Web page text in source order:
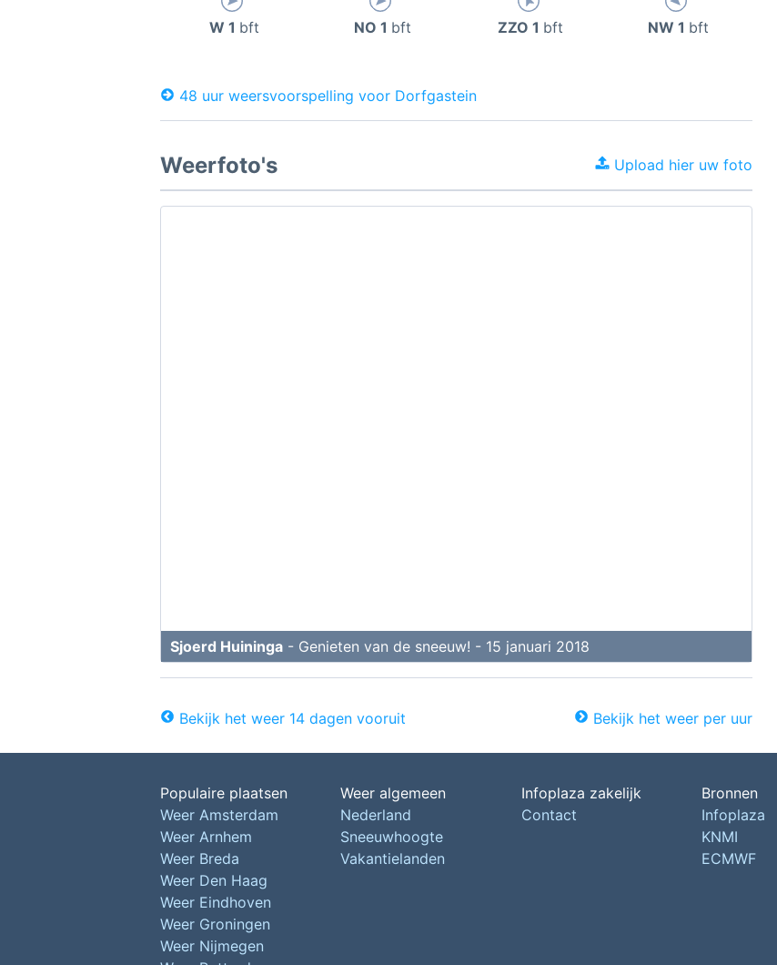
W 1 bft NO 1 bft ZZO 1 bft NW 1 bft
48 uur weersvoorspelling voor Dorfgastein
Weerfoto's Upload hier uw foto
Sjoerd Huininga - Genieten van de sneeuw! - 15 januari 2018
Bekijk het weer 14 dagen vooruit Bekijk het weer per uur
Populaire plaatsen
Weer Amsterdam
Weer Arnhem
Weer Breda
Weer Den Haag
Weer Eindhoven
Weer Groningen
Weer Nijmegen
Weer algemeen
Nederland
Sneeuwhoogte
Vakantielanden
Infoplaza zakelijk
Contact
Bronnen
Infoplaza
KNMI
ECMWF